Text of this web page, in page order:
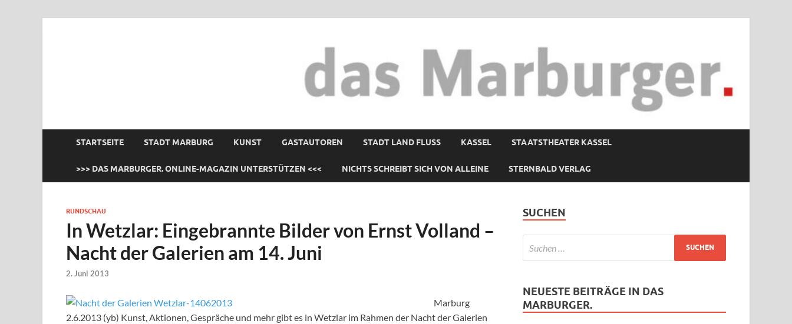
STARTSEITE STADT MARBURG KUNST GASTAUTOREN STADT LAND FLUSS KASSEL STAATSTHEATER KASSEL
>>> DAS MARBURGER. ONLINE-MAGAZIN UNTERSTÜTZEN <<< NICHTS SCHREIBT SICH VON ALLEINE STERNBALD VERLAG
RUNDSCHAU
In Wetzlar: Eingebrannte Bilder von Ernst Volland –
Nacht der Galerien am 14. Juni
2. Juni 2013
Marburg
2.6.2013 (yb) Kunst, Aktionen, Gespräche und mehr gibt es in Wetzlar im Rahmen der Nacht der Galerien
SUCHEN
NEUESTE BEITRÄGE IN DAS
MARBURGER.